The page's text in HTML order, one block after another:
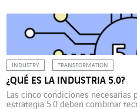
desarrollado una calculadora
de recuperación de las llamadas
INDUSTRY TRANSFORMATION
¿QUÉ ES LA INDUSTRIA 5.0?
Las cinco condiciones necesarias
estrategia 5.0 deben combinar